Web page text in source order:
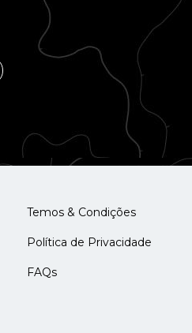
Temos & Condições
Política de Privacidade
FAQs